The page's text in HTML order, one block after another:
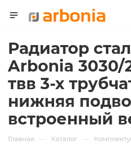
Радиатор
Arbonia 3030/
твв 3-х
нижняя
встроенный
Главная — Каталог —